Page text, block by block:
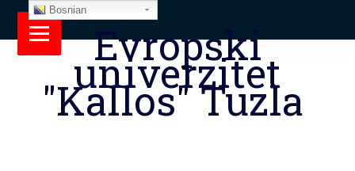
Evropski
univerzitet
"Kallos" Tuzla
Bosnian